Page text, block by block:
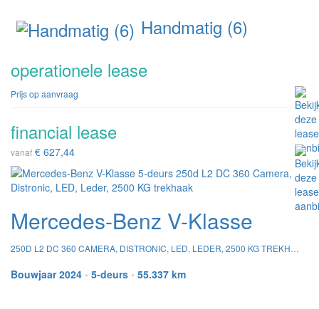
Handmatig (6)
operationele lease
Prijs op aanvraag
financial lease
vanaf € 627,44
Mercedes-Benz V-Klasse
250D L2 DC 360 CAMERA, DISTRONIC, LED, LEDER, 2500 KG TREKHAAK
Bouwjaar 2024 • 5-deurs • 55.337 km